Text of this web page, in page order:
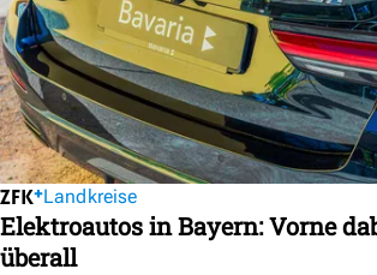
Landkreise
Elektroautos in Bayern: Vorne
überall